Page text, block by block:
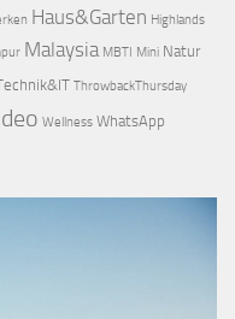
Haus&Garten Highlands
Malaysia MBTI Mini Natur
ThrowbackThursday
Wellness WhatsApp